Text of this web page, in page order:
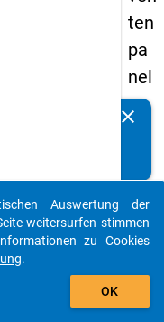
ten
pa
nel
s
-
ers
te
clear
auto_stories
add_shopping_cart
Auswertung der
weitersurfen stimmen
zu Cookies
.
OK